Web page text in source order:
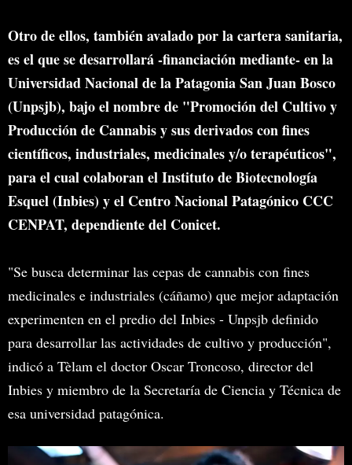
Otro de ellos, también avalado por la cartera sanitaria,
es el que se desarrollará -financiación mediante- en la
Universidad Nacional de la Patagonia San Juan Bosco
(Unpsjb), bajo el nombre de "Promoción del Cultivo y
Producción de Cannabis y sus derivados con fines
científicos, industriales, medicinales y/o terapéuticos",
para el cual colaboran el Instituto de Biotecnología
Esquel (Inbies) y el Centro Nacional Patagónico CCC
CENPAT, dependiente del Conicet.
"Se busca determinar las cepas de cannabis con fines
medicinales e industriales (cáñamo) que mejor adaptación
experimenten en el predio del Inbies - Unpsjb definido
para desarrollar las actividades de cultivo y producción",
indicó a Tèlam el doctor Oscar Troncoso, director del
Inbies y miembro de la Secretaría de Ciencia y Técnica de
esa universidad patagónica.